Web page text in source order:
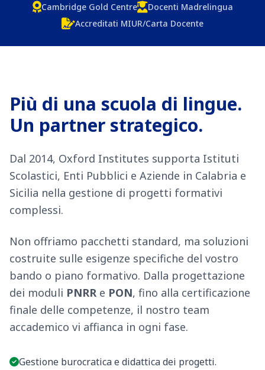
Cambridge Gold Centre
Docenti Madrelingua
Accreditati MIUR/Carta Docente
Più di una scuola di lingue.
Un partner strategico.
Dal 2014, Oxford Institutes supporta Istituti
Scolastici, Enti Pubblici e Aziende in Calabria e
Sicilia nella gestione di progetti formativi
complessi.
Non offriamo pacchetti standard, ma soluzioni
costruite sulle esigenze specifiche del vostro
bando o piano formativo. Dalla progettazione
dei moduli PNRR e PON, fino alla certificazione
finale delle competenze, il nostro team
accademico vi affianca in ogni fase.
Gestione burocratica e didattica dei progetti.